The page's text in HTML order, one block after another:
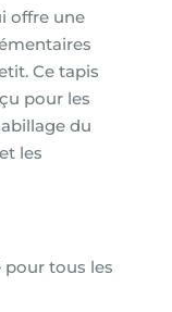
offre une
Ce tapis
pour les
du
les
tous les